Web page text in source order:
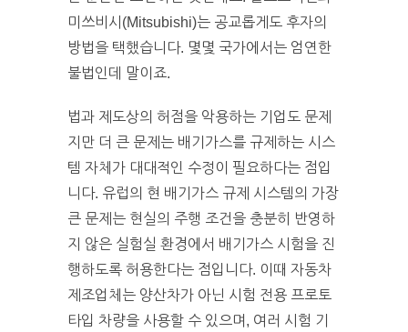
미쓰비시(Mitsubishi)는 공교롭게도 후자의
방법을 택했습니다. 몇몇 국가에서는 엄연한
불법인데 말이죠.
법과 제도상의 허점을 악용하는 기업도 문제
지만 더 큰 문제는 배기가스를 규제하는 시스
템 자체가 대대적인 수정이 필요하다는 점입
니다. 유럽의 현 배기가스 규제 시스템의 가장
큰 문제는 현실의 주행 조건을 충분히 반영하
지 않은 실험실 환경에서 배기가스 시험을 진
행하도록 허용한다는 점입니다. 이때 자동차
제조업체는 양산차가 아닌 시험 전용 프로토
타입 차량을 사용할 수 있으며, 여러 시험 기